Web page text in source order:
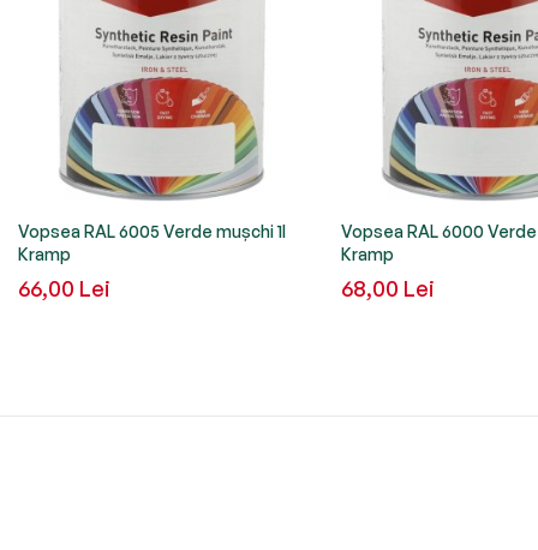
Vopsea RAL 6005 Verde mușchi 1l
Kramp
66,00 Lei
Vopsea RAL 6000 Verde
Kramp
68,00 Lei